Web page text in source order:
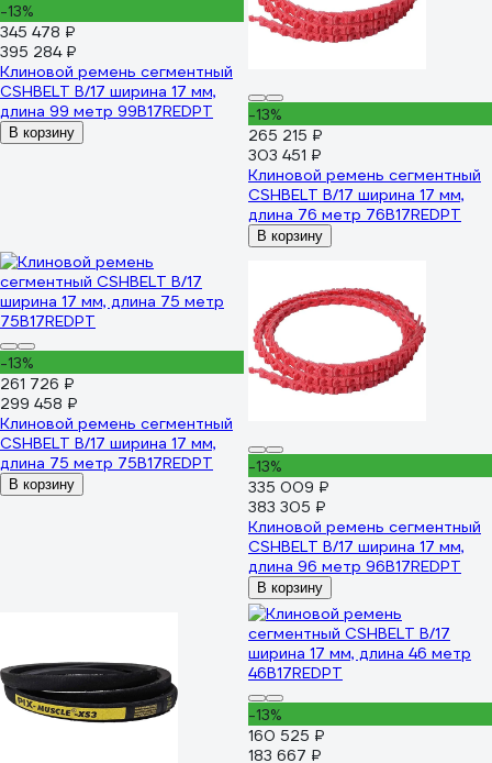
-13%
345 478 ₽
395 284 ₽
Клиновой ремень сегментный
CSHBELT B/17 ширина 17 мм,
длина 99 метр 99B17REDPT
В корзину
-13%
265 215 ₽
303 451 ₽
Клиновой ремень сегментный
CSHBELT B/17 ширина 17 мм,
длина 76 метр 76B17REDPT
В корзину
-13%
261 726 ₽
299 458 ₽
Клиновой ремень сегментный
CSHBELT B/17 ширина 17 мм,
длина 75 метр 75B17REDPT
В корзину
-13%
335 009 ₽
383 305 ₽
Клиновой ремень сегментный
CSHBELT B/17 ширина 17 мм,
длина 96 метр 96B17REDPT
В корзину
-13%
160 525 ₽
183 667 ₽